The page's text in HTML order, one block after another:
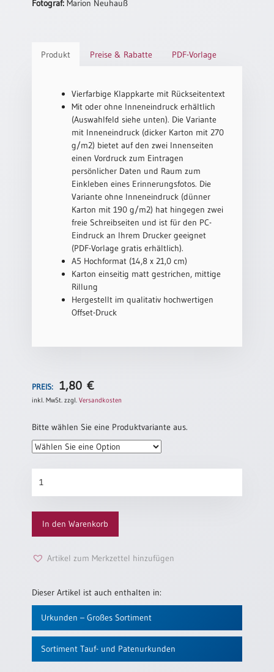
Einzelposter
Jahreslosung
Restbestände
Restbestände
Urkundenscheine
Fotograf: Marion Neuhauß
Produkt Preise & Rabatte PDF-Vorlage
Vierfarbige Klappkarte mit Rückseitentext
Mit oder ohne Inneneindruck erhältlich
(Auswahlfeld siehe unten). Die Variante
mit Inneneindruck (dicker Karton mit 270
g/m2) bietet auf den zwei Innenseiten
einen Vordruck zum Eintragen
persönlicher Daten und Raum zum
Einkleben eines Erinnerungsfotos. Die
Variante ohne Inneneindruck (dünner
Karton mit 190 g/m2) hat hingegen zwei
freie Schreibseiten und ist für den PC-
Eindruck an Ihrem Drucker geeignet
(PDF-Vorlage gratis erhältlich).
A5 Hochformat (14,8 x 21,0 cm)
Karton einseitig matt gestrichen, mittige
Rillung
Hergestellt im qualitativ hochwertigen
Offset-Druck
PREIS: 1,80€
inkl. MwSt. zzgl.Versandkosten
Bitte wählen Sie eine Produktvariante aus.
„Steinweg“
Menge
In den Warenkorb
Artikel zum Merkzettel hinzufügen
Dieser Artikel ist auch enthalten in:
Urkunden – Großes Sortiment
Sortiment Tauf- und Patenurkunden